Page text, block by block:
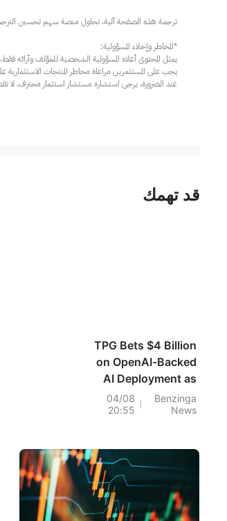
عند الضرورة، يرجى استشارة مستشار استثمار محترف. لا
قد تهمك
TPG Bets $4 Billion
on OpenAI-Backed
AI Deployment as
Private Equity
Looks Beyond
Benzinga
News
04/08
20:55